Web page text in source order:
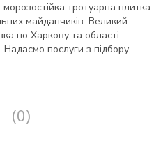
тротуарна плитка
майданчиків. Великий
по Харкову та області.
послуги з підбору,
(0)